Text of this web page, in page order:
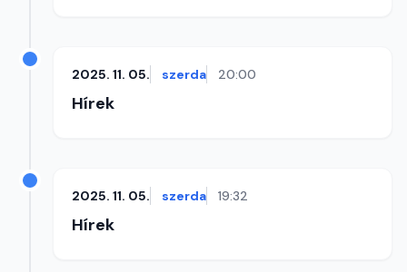
2025. 11. 05. szerda 20:00
Hírek
2025. 11. 05. szerda 19:32
Hírek